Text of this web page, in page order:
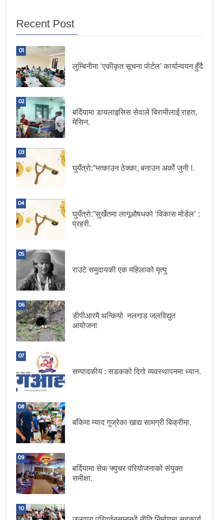
Recent Post
01
लुम्बिनीमा ‘एकीकृत सूचना पोर्टल’ कार्यान्वयन हुँदै
02
बर्दियामा डायलाइसिस सेवाले बिरामीलाई राहत,
मेसिन.
03
घुयँत्राे:”भत्काउन ठेक्का, बनाउन अर्को जुनी !.
04
घुयँत्राे:”सुर्खेतमा लागूऔषधको ‘विकास मोडेल’ :
प्रहरी.
05
राउटे समुदायकी एक महिलाको मृत्यु
06
डीपीआरमै थन्कियो नलगाड जलविद्युत
आयोजना
07
सम्पादकीय : सडकको दिगो व्यवस्थापनमा ध्यान.
08
बाँकेमा म्याद गुज्रेका खाद्य सामग्री बिक्रीमा.
09
बर्दियामा सेफ फ्युचर परियोजनाको संयुक्त
समीक्षा.
10